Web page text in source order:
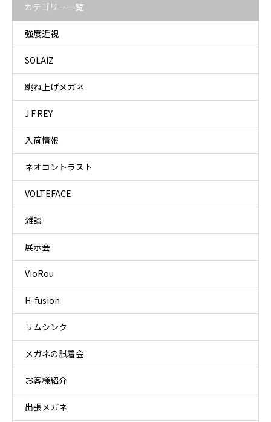
カテゴリー一覧
強度近視
SOLAIZ
跳ね上げメガネ
J.F.REY
入荷情報
ネオコントラスト
VOLTEFACE
雑談
展示会
VioRou
H-fusion
リムシンク
メガネの試着会
お客様紹介
出張メガネ